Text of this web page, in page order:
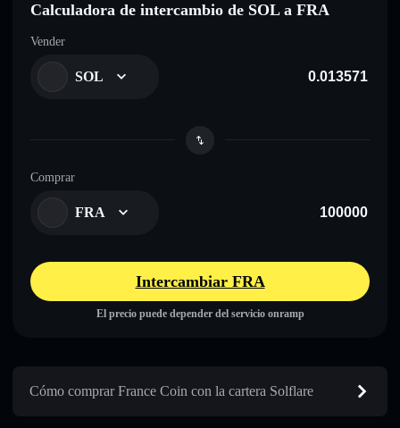
Calculadora de intercambio de SOL a FRA
Vender
SOL
Comprar
FRA
Intercambiar FRA
El precio puede depender del servicio onramp
Cómo comprar France Coin con la cartera Solflare